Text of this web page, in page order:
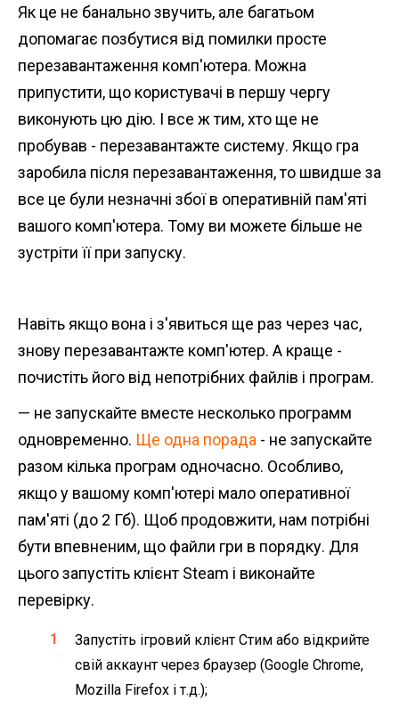
Як це не банально звучить, але багатьом
допомагає позбутися від помилки просте
перезавантаження комп'ютера. Можна
припустити, що користувачі в першу чергу
виконують цю дію. І все ж тим, хто ще не
пробував - перезавантажте систему. Якщо гра
заробила після перезавантаження, то швидше за
все це були незначні збої в оперативній пам'яті
вашого комп'ютера. Тому ви можете більше не
зустріти її при запуску.
Навіть якщо вона і з'явиться ще раз через час,
знову перезавантажте комп'ютер. А краще -
почистіть його від непотрібних файлів і програм.
— не запускайте вместе несколько программ
одновременно. Ще одна порада - не запускайте
разом кілька програм одночасно. Особливо,
якщо у вашому комп'ютері мало оперативної
пам'яті (до 2 Гб). Щоб продовжити, нам потрібні
бути впевненим, що файли гри в порядку. Для
цього запустіть клієнт Steam і виконайте
перевірку.
Запустіть ігровий клієнт Стим або відкрийте
свій аккаунт через браузер (Google Chrome,
Mozilla Firefox і т.д.);